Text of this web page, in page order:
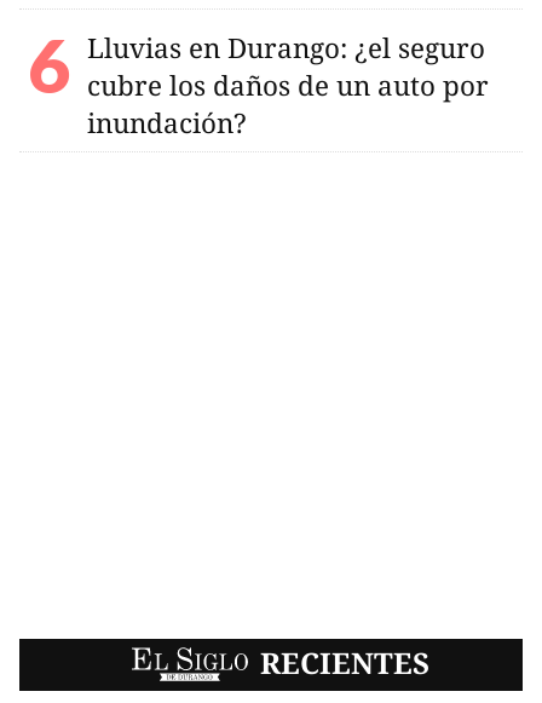
Lluvias en Durango: ¿el seguro
cubre los daños de un auto por
inundación?
EL SIGLO RECIENTES